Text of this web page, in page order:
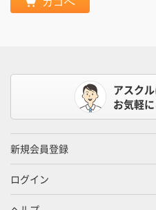
アスク
お気軽
新規会員登録
ログイン